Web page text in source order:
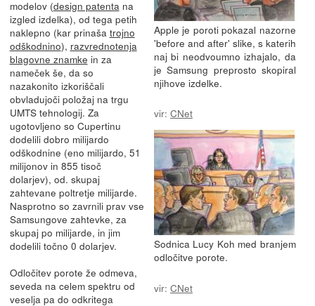
Apple je poroti pokazal nazorne
'before and after' slike, s katerih
naj bi neodvoumno izhajalo, da
je Samsung preprosto skopiral
njihove izdelke.
vir: CNet
Sodnica Lucy Koh med branjem
odločitve porote.
vir: CNet
modelov (design patenta na
izgled izdelka), od tega petih
naklepno (kar prinaša trojno
odškodnino), razvrednotenja
blagovne znamke in za
nameček še, da so
nazakonito izkoriščali
obvladujoči položaj na trgu
UMTS tehnologij. Za
ugotovljeno so Cupertinu
dodelili dobro milijardo
odškodnine (eno milijardo, 51
milijonov in 855 tisoč
dolarjev), od. skupaj
zahtevane poltretje milijarde.
Nasprotno so zavrnili prav vse
Samsungove zahtevke, za
skupaj po milijarde, in jim
dodelili točno 0 dolarjev.
Odločitev porote že odmeva,
seveda na celem spektru od
veselja pa do odkritega